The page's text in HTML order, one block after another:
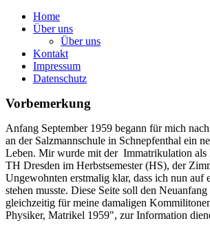
Home
Über uns
Über uns
Kontakt
Impressum
Datenschutz
Vorbemerkung
Anfang September 1959 begann für mich
an der Salzmannschule in Schnepfenthal ein
Leben. Mir wurde mit der Immatrikulation als
TH Dresden im Herbstsemester (HS), der
Ungewohnten erstmalig klar, dass ich nun auf
stehen musste. Diese Seite soll den
gleichzeitig für meine damaligen
Physiker, Matrikel 1959", zur Information